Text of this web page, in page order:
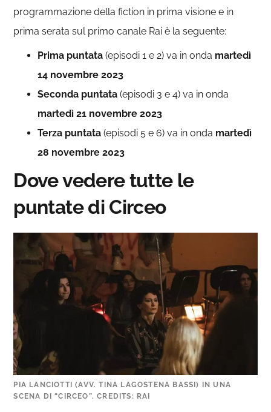
programmazione della fiction in prima visione e in
prima serata sul primo canale Rai è la seguente:
Prima puntata (episodi 1 e 2) va in onda martedì
14 novembre 2023
Seconda puntata (episodi 3 e 4) va in onda
martedì 21 novembre 2023
Terza puntata (episodi 5 e 6) va in onda martedì
28 novembre 2023
Dove vedere tutte le
puntate di Circeo
PIA LANCIOTTI (AVV. TINA LAGOSTENA BASSI) IN UNA
SCENA DI “CIRCEO”. CREDITS: RAI